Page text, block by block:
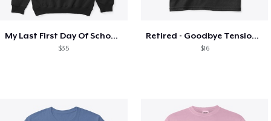
My Last First Day Of School Retiring
$35
Retired - Goodbye Tension Hello Pension
$16